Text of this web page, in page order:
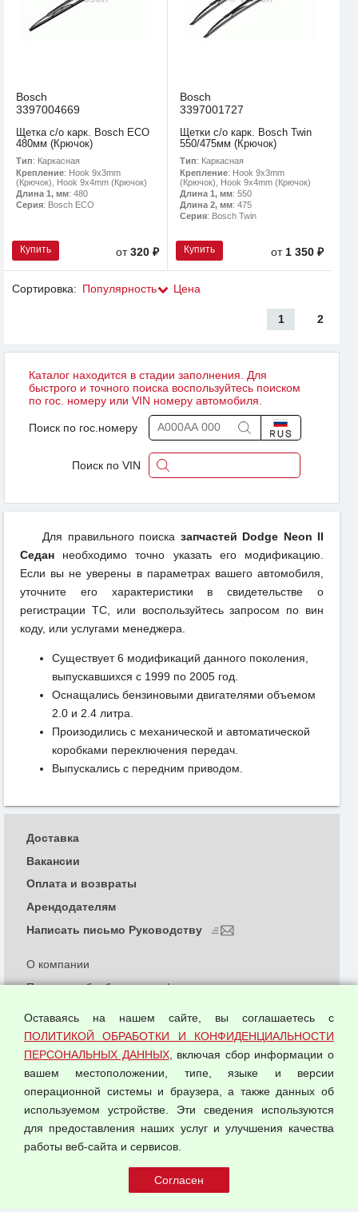
Bosch
3397004669
Щетка с/о карк. Bosch ECO
480мм (Крючок)
Тип: Каркасная
Крепление: Hook 9x3mm
(Крючок), Hook 9x4mm (Крючок)
Длина 1, мм: 480
Серия: Bosch ECO
Купить от320 ₽
Bosch
3397001727
Щетки с/о карк. Bosch Twin
550/475мм (Крючок)
Тип: Каркасная
Крепление: Hook 9x3mm
(Крючок), Hook 9x4mm (Крючок)
Длина 1, мм: 550
Длина 2, мм: 475
Серия: Bosch Twin
Купить от 1 350 ₽
Сортировка: Популярность Цена
1 2
Каталог находится в стадии заполнения. Для
быстрого и точного поиска воспользуйтесь поиском
по гос. номеру или VIN номеру автомобиля.
Поиск по гос.номеру
Поиск по VIN
Для правильного поиска запчастей Dodge Neon II
Седан необходимо точно указать его модификацию.
Если вы не уверены в параметрах вашего автомобиля,
уточните его характеристики в свидетельстве о
регистрации ТС, или воспользуйтесь запросом по вин
коду, или услугами менеджера.
Существует 6 модификаций данного поколения,
выпускавшихся с 1999 по 2005 год.
Оснащались бензиновыми двигателями объемом
2.0 и 2.4 литра.
Произодились с механической и автоматической
коробками переключения передач.
Выпускались с передним приводом.
© 2026 ООО "Феникс"
О компании
Политика обработки и конфиденциальности
Согласием на обработку персональных данных
Оферта оптовой купли-продажи
Публичная оферта
Доставка
Вакансии
Оплата и возвраты
Арендодателям
Написать письмо Руководству
Оставаясь на нашем сайте, вы соглашаетесь с
ПОЛИТИКОЙ ОБРАБОТКИ И КОНФИДЕНЦИАЛЬНОСТИ
ПЕРСОНАЛЬНЫХ ДАННЫХ, включая сбор информации о
вашем местоположении, типе, языке и версии
операционной системы и браузера, а также данных об
используемом устройстве. Эти сведения используются
для предоставления наших услуг и улучшения качества
работы веб-сайта и сервисов.